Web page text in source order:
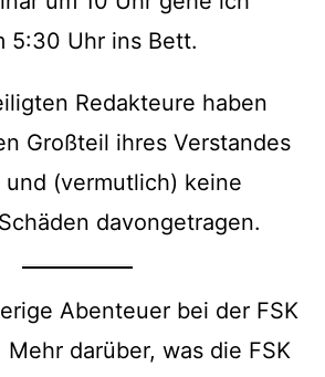
5:30 Uhr ins Bett.
Redakteure haben
Großteil ihres Verstandes
(vermutlich) keine
davongetragen.
Abenteuer bei der FSK
Mehr darüber, was die FSK